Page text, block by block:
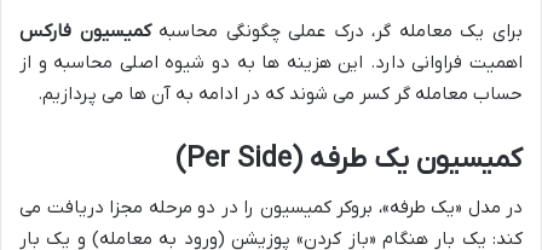
برای یک معامله گر، درک عملی چگونگی محاسبهکمیسیون فارکس
اهمیت فراوانی دارد. این هزینه ها به دو شیوه اصلی محاسبه و از
حساب معامله گر کسر می شوند که در ادامه به آن ها می پردازیم.
کمیسیون یک طرفه (Per Side)
در مدل «یک طرفه»، بروکر کمیسیون را در دو مرحله مجزا دریافت می
کند: یک بار هنگام «باز کردن» پوزیشن (ورود به معامله) و یک بار